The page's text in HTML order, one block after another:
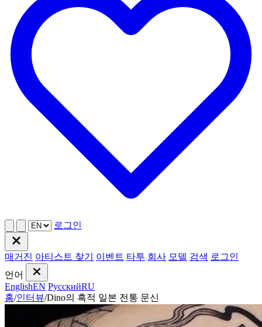
로그인
매거진 아티스트 찾기 이벤트 타투 회사 모델 검색 로그인
언어
EnglishEN РусскийRU
홈/인터뷰/Dino의 흑적 일본 전통 문신